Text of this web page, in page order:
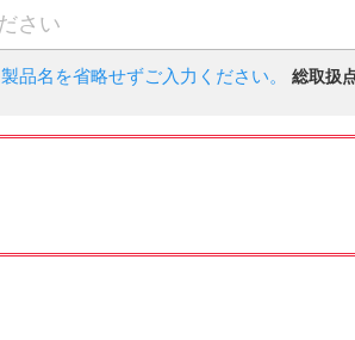
製品名を省略せずご入力ください。 総取扱